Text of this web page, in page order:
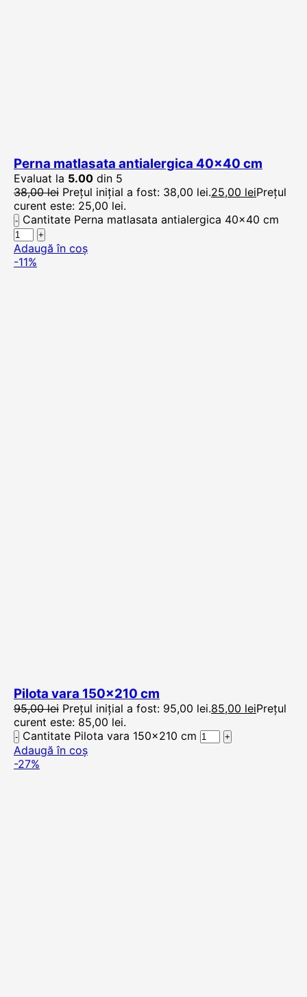
Perna matlasata antialergica 40×40 cm
Evaluat la 5.00 din 5
38,00lei Prețul inițial a fost: 38,00 lei.25,00 leiPrețul
curent este: 25,00 lei.
Cantitate Perna matlasata antialergica 40x40 cm
Adaugă în coș
-11%
Pilota vara 150×210 cm
95,00lei Prețul inițial a fost: 95,00 lei.85,00 leiPrețul
curent este: 85,00 lei.
Cantitate Pilota vara 150x210 cm
Adaugă în coș
-27%